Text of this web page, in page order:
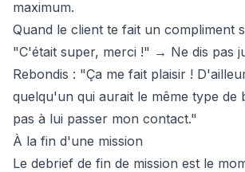
maximum.
Quand le client te fait un compliment
"C'était super, merci !" → Ne dis pas
Rebondis : "Ça me fait plaisir !
quelqu'un qui aurait le même type de
pas à lui passer mon contact."
À la fin d'une mission
Le debrief de fin de mission est le